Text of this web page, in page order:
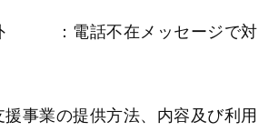
：電話不在メッセージで対
援事業の提供方法、内容及び利用